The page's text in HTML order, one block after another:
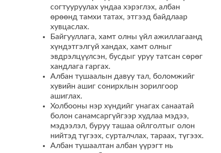
согтууруулах ундаа хэрэглэх, албан
өрөөнд тамхи татах, этгээд байдлаар
хувцаслах.
Байгууллага, хамт олны үйл ажиллагаанд
хүндэтгэлгүй хандах, хамт олныг
эвдрэлцүүлсэн, бусдыг уруу татсан сөрөг
хандлага гаргах.
Албан тушаалын давуу тал, боломжийг
хувийн ашиг сонирхлын зорилгоор
ашиглах.
Холбооны нэр хүндийг унагах санаатай
болон санамсаргүйгээр худлаа мэдээ,
мэдээлэл, буруу ташаа ойлголтыг олон
нийтэд түгээх, сурталчлах, тараах, түгээх.
Албан тушаалтан албан үүрэгт нь